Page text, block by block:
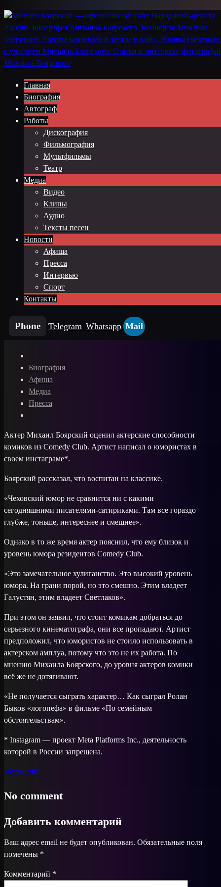
Главная
Биография
Автограф
Работы
Дискография
Фильмография
Мультфильмы
Театр
Медиа
Видео
Клипы
Аудио
Тексты песен
Новости
Афиша
Пресса
Интервью
Спорт
Контакты
Phone Telegram Whatsapp Mail
Биография
Афиша
Медиа
Пресса
Актер Михаил Боярский оценил актерские способности
комиков из Comedy Club. Артист написал о юмористах в
своем инстаграме*.
Боярский рассказал, что воспитан на классике.
«Чеховский юмор не сравнится ни с какими
сегодняшними писателями-сатириками. Там все гораздо
глубже, тоньше, интереснее и смешнее».
Однако в то же время актер пояснил, что ему близок и
уровень юмора резидентов Comedy Club.
«Это замечательное хулиганство. Это высокий уровень
юмора. На грани порой, но это смешно. Этим владеет
Галустян, этим владеет Светлаков».
При этом он заявил, что стоит комикам добраться до
серьезного кинематографа, они все пропадают. Артист
предположил, что юмористов не стоило использовать в
актерском амплуа, потому что это не их работа. По
мнению Михаила Боярского, до уровня актеров комики
всё же не дотягивают.
«Не получается сыграть характер… Как сыграл Ролан
Быков «логопефа» в фильме «По семейным
обстоятельствам».
* Instagram — проект Meta Platforms Inc., деятельность
которой в России запрещена.
Источник
No comment
Добавить комментарий
Ваш адрес email не будет опубликован. Обязательные поля
помечены *
Комментарий *